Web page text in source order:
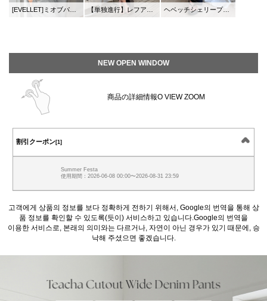
[EVELLET]ミオブパタンスクエアネックティーシャツ 【単独進行】レフアン半そで＆長袖カラーティーシャツ ヘベッチシェリープラットフォームソールスリッパ（5.5cm）
NEW OPEN WINDOW
商品の詳細情報O VIEW ZOOM
割引クーポン[1]
Summer Festa
使用期間：2026-06-08 00:00〜2026-08-31 23:59
고객에게 상품의 정보를 보다 정확하게 전하기 위해서, Google의 번역을 통해 상
품 정보를 확인할 수 있도록(듯이) 서비스하고 있습니다.Google의 번역을
이용한 서비스로, 본래의 의미와는 다르거나, 자연이 아닌 경우가 있기 때문에, 승
낙해 주셨으면 좋겠습니다.